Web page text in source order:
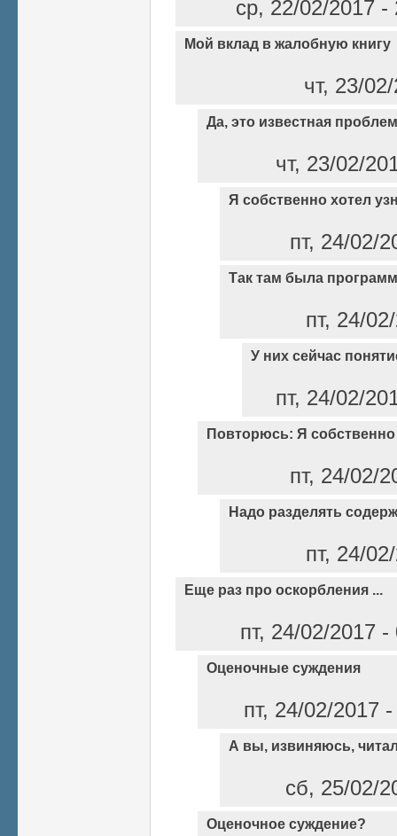
ср, 22/02/2017
Мой вклад в жалобную книгу
чт, 23/
Да, это известная
чт, 23/02/
Я собственно хотел
пт, 24/02/
Так там была
пт, 24/
У них сейчас
пт, 24/02/
Повторюсь: Я собственно
пт, 24/02/
Надо разделять
пт, 24/
Еще раз про оскорбления ...
пт, 24/02/2017
Оценочные суждения
пт, 24/02/2017
А вы, извиняюсь,
сб, 25/02/
Оценочное суждение?